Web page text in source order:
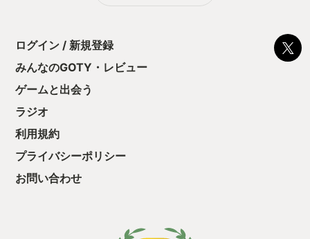
て、薄ら恐ろしくもある。 そして最後に待ち受ける真実を、き
続けるものになるだろう。 サウダージゴーストがその思い出を
忘却の果てに送ろうとも、きっとまたいつかふとした瞬間に思
い出す。 そんな作品だと思うんだ。 これ以上この作品について
は語れないな。 だから最後にもう一度いっておくよ、 この作品
ログイン / 新規登録
みんなのGOTY・レビュー
ゲームと出会う
ラジオ
利用規約
プライバシーポリシー
お問い合わせ